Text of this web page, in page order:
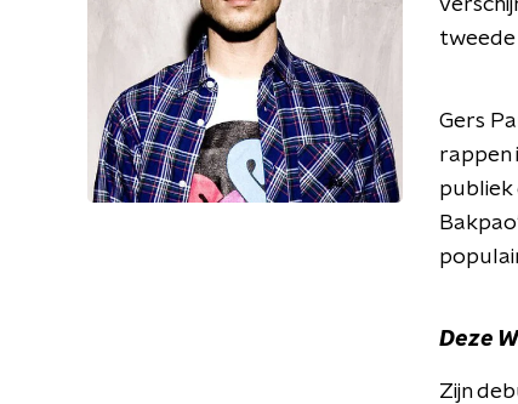
tweede
Gers
rappen
publiek
Deze
Zijn